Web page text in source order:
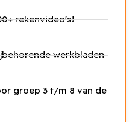
rekenvideo's!
werkbladen
groep 3 t/m 8 van de